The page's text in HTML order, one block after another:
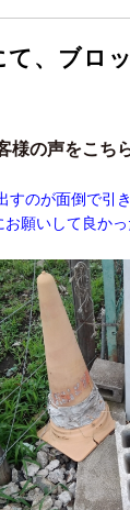
、ブロ
の声をこち
すのが面倒で
願いして良かっ